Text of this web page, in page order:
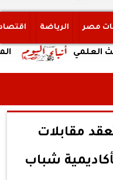
مصر الرياضة
المجلس
مقابلات
شباب